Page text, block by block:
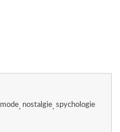
mode nostalgie spychologie